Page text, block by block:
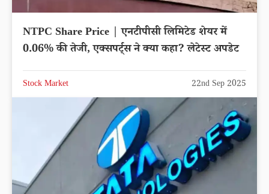
NTPC Share Price | एनटीपीसी लिमिटेड शेयर में
0.06% की तेजी, एक्सपर्ट्स ने क्या कहा? लेटेस्ट अपडेट
Stock Market 22nd Sep 2025